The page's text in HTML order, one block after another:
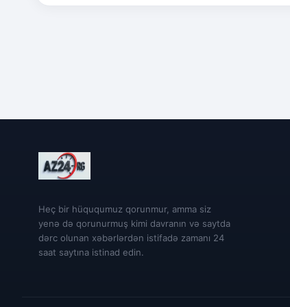
Heç bir hüququmuz qorunmur, amma siz
yenə də qorunurmuş kimi davranın və saytda
dərc olunan xəbərlərdən istifadə zamanı 24
saat saytına istinad edin.